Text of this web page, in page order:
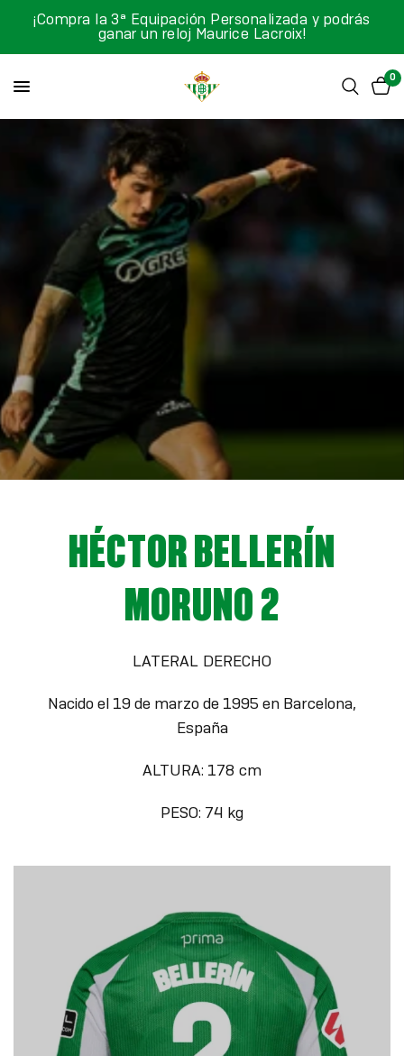
¡Compra la 3ª Equipación Personalizada y podrás
ganar un reloj Maurice Lacroix!
0
HÉCTOR BELLERÍN
MORUNO 2
LATERAL DERECHO
Nacido el 19 de marzo de 1995 en Barcelona,
España
ALTURA: 178 cm
PESO: 74 kg